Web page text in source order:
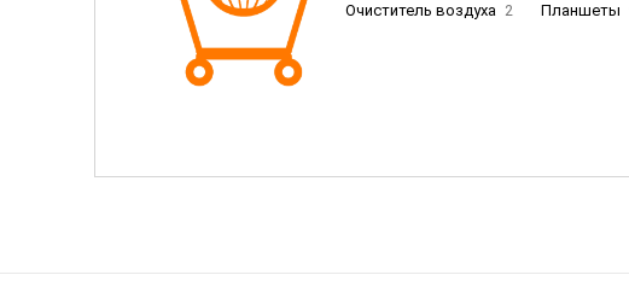
Очиститель воздуха 2 Планшеты